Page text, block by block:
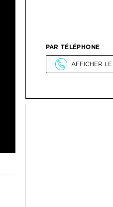
PAR TÉLÉPHONE
AFFICHER LE